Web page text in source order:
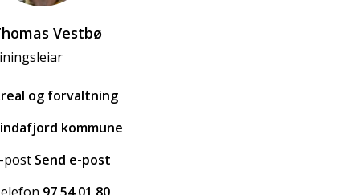
Vestbø
og forvaltning
kommune
post Send e-post